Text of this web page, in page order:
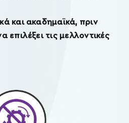
και ακαδημαϊκά, πριν
επιλέξει τις μελλοντικές